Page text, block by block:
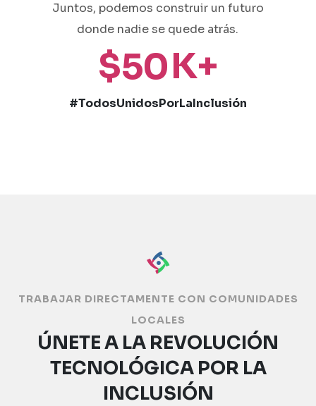
Juntos, podemos construir un futuro
donde nadie se quede atrás.
$50K+
#TodosUnidosPorLaInclusión
TRABAJAR DIRECTAMENTE CON COMUNIDADES
LOCALES
ÚNETE A LA REVOLUCIÓN
TECNOLÓGICA POR LA
INCLUSIÓN